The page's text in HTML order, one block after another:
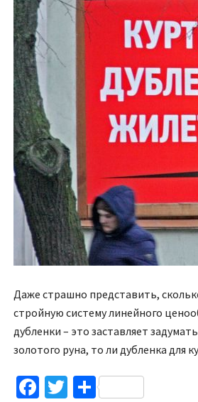
Даже страшно представить,
стройную систему линейного
дубленки – это заставляет
золотого руна, то ли дубленка для
Facebook
TwitterПоділитися